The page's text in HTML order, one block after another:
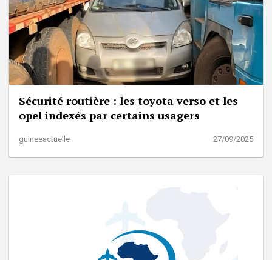
Sécurité routière : les toyota verso et les
opel indexés par certains usagers
guineeactuelle 27/09/2025